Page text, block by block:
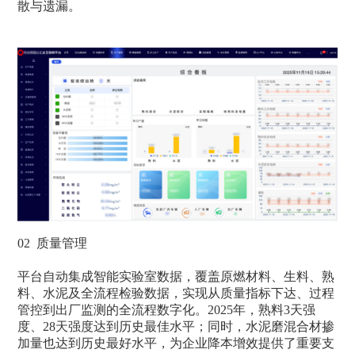
散与遗漏。
02 质量管理
平台自动集成智能实验室数据，覆盖原燃材料、生料、熟
料、水泥及全流程检验数据，实现从质量指标下达、过程
管控到出厂监测的全流程数字化。2025年，熟料3天强
度、28天强度达到历史最佳水平；同时，水泥磨混合材掺
加量也达到历史最好水平，为企业降本增效提供了重要支